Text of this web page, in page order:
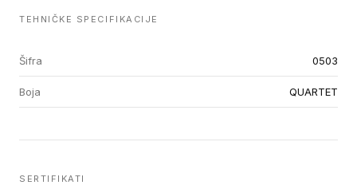
TEHNIČKE SPECIFIKACIJE
Šifra 0503
Boja QUARTET
SERTIFIKATI